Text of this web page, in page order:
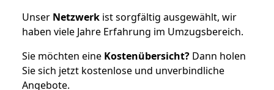
Unser Netzwerk ist sorgfältig ausgewählt, wir
haben viele Jahre Erfahrung im Umzugsbereich.
Sie möchten eine Kostenübersicht? Dann holen
Sie sich jetzt kostenlose und unverbindliche
Angebote.